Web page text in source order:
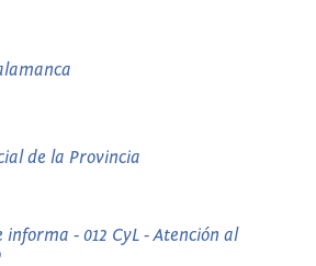
de la Provincia
informa - 012 CyL - Atención al